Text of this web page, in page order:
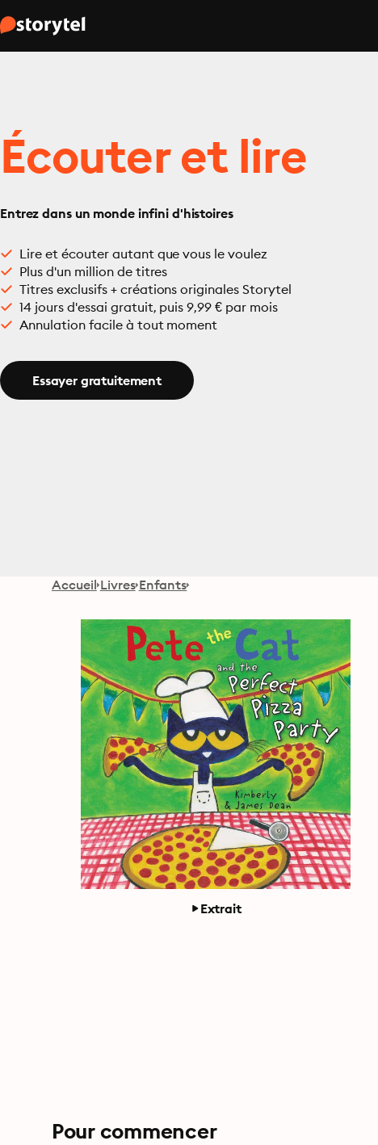
Écouter et lire
Entrez dans un monde infini d'histoires
Lire et écouter autant que vous le voulez
Plus d'un million de titres
Titres exclusifs + créations originales Storytel
14 jours d'essai gratuit, puis 9,99 € par mois
Annulation facile à tout moment
Essayer gratuitement
Accueil Livres Enfants
Extrait
Pour commencer